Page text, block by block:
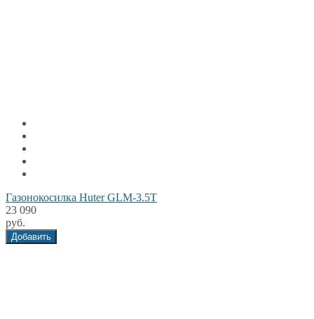
Газонокосилка Huter GLM-3.5T
23 090
руб.
Добавить